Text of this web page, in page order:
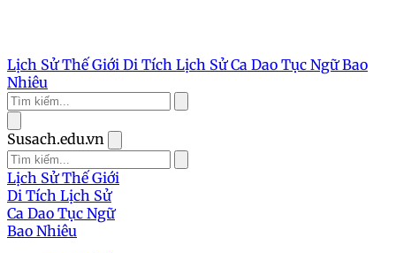
Lịch Sử Thế Giới Di Tích Lịch SửCa Dao Tục NgữBao
Nhiêu
Susach.edu.vn
Lịch Sử Thế Giới
Di Tích Lịch Sử
Ca Dao Tục Ngữ
Bao Nhiêu